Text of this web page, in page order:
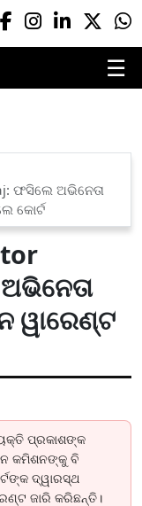
☰
ଫସିଲେ ଅଭିନେତା
କୋର୍ଟ
ୱାରେଣ୍ଟ
ପ୍ରକାଶଙ୍କ
କମିଶନଙ୍କୁ ବି
ଦ୍ୱାରସ୍ଥ
ଜାରି କରିଛନ୍ତି।